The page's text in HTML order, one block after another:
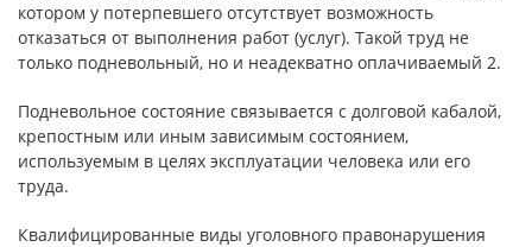
котором у потерпевшего отсутствует возможность
отказаться от выполнения работ (услуг). Такой труд не
только подневольный, но и неадекватно оплачиваемый 2.
Подневольное состояние связывается с долговой кабалой,
крепостным или иным зависимым состоянием,
используемым в целях эксплуатации человека или его
труда.
Квалифицированные виды уголовного правонарушения